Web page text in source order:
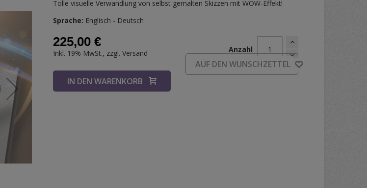
Tolle visuelle Verwandlung von selbst gemalten Skizzen mit WOW-Effekt!
Sprache: Englisch - Deutsch
225,00 €
Inkl. 19% MwSt., zzgl.Versand Anzahl
IN DEN WARENKORB
AUF DEN WUNSCHZETTEL